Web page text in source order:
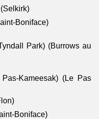
Boniface)
Park) (Burrows au
Kameesak) (Le Pas
Boniface)